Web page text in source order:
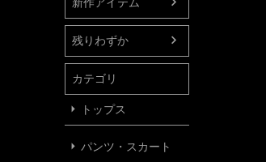
残りわずか
カテゴリ
トップス
パンツ・スカート